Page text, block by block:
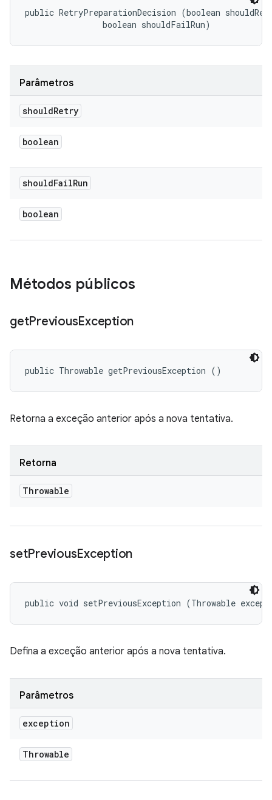
public RetryPreparationDecision (boolean
                boolean shouldFailRun)
Parâmetros
shouldRetry
boolean
shouldFailRun
boolean
Métodos públicos
getPreviousException
public Throwable getPreviousException ()
Retorna a exceção anterior após a nova tentativa.
Retorna
Throwable
setPreviousException
public void setPreviousException (Throwable
Defina a exceção anterior após a nova tentativa.
Parâmetros
exception
Throwable